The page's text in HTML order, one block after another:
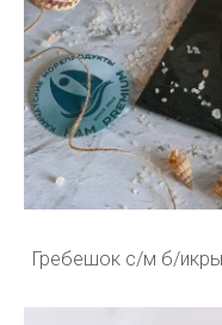
Гребешок с/м б/